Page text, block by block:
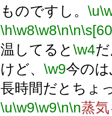
ものですし。 \u
\h\w8\w8\n\n
温してると \w4
けど、 \w9今の
長時間だとちょ
\u\w9\w9\n\n蒸